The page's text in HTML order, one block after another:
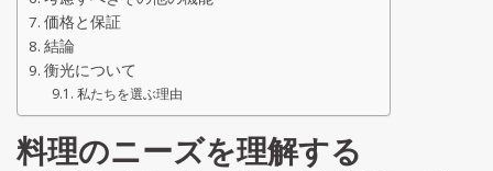
価格と保証
結論
衡光について
私たちを選ぶ理由
料理のニーズを理解する